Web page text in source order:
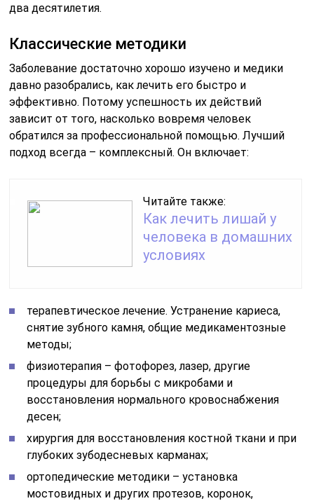
два десятилетия.
Классические методики
Заболевание достаточно хорошо изучено и медики
давно разобрались, как лечить его быстро и
эффективно. Потому успешность их действий
зависит от того, насколько вовремя человек
обратился за профессиональной помощью. Лучший
подход всегда – комплексный. Он включает:
Читайте также:
Как лечить лишай у
человека в домашних
условиях
терапевтическое лечение. Устранение кариеса,
снятие зубного камня, общие медикаментозные
методы;
физиотерапия – фотофорез, лазер, другие
процедуры для борьбы с микробами и
восстановления нормального кровоснабжения
десен;
хирургия для восстановления костной ткани и при
глубоких зубодесневых карманах;
ортопедические методики – установка
мостовидных и других протезов, коронок,